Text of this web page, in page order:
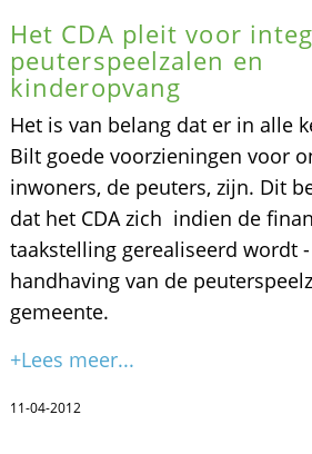
Het CDA pleit voor
peuterspeelzalen en
kinderopvang
Het is van belang dat er in alle
Bilt goede voorzieningen voor
inwoners, de peuters, zijn. Dit
dat het CDA zich  indien de
taakstelling gerealiseerd wordt
handhaving van de
gemeente.
+Lees meer...
11-04-2012